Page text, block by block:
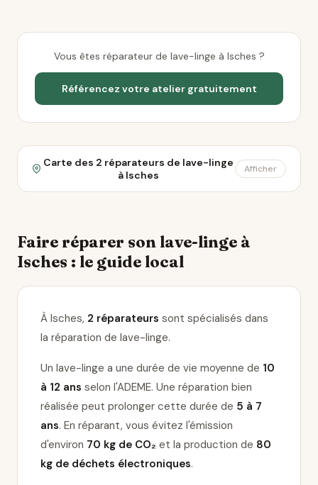
Vous êtes réparateur de lave-linge à Isches ?
Référencez votre atelier gratuitement
Carte des 2 réparateurs de lave-linge
à Isches
Afficher
Faire réparer son lave-linge à
Isches : le guide local
À Isches, 2 réparateurs sont spécialisés dans
la réparation de lave-linge.
Un lave-linge a une durée de vie moyenne de 10
à 12 ans selon l'ADEME. Une réparation bien
réalisée peut prolonger cette durée de 5 à 7
ans. En réparant, vous évitez l'émission
d'environ 70 kg de CO₂ et la production de 80
kg de déchets électroniques.